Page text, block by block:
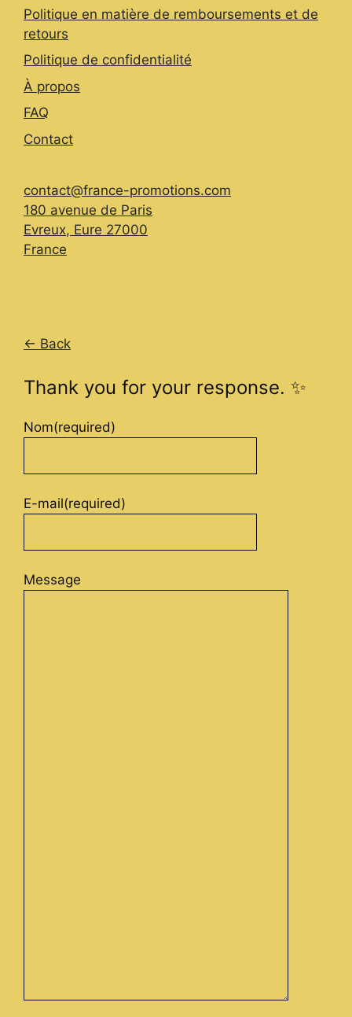
Politique en matière de remboursements et de
retours
Politique de confidentialité
À propos
FAQ
Contact
contact@france-promotions.com
180 avenue de Paris
Evreux, Eure 27000
France
← Back
Thank you for your response. ✨
Nom(required)
E-mail(required)
Message